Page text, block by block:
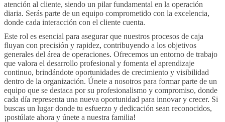
atención al cliente, siendo un pilar fundamental en la operación
diaria. Serás parte de un equipo comprometido con la excelencia,
donde cada interacción con el cliente cuenta.
Este rol es esencial para asegurar que nuestros procesos de caja
fluyan con precisión y rapidez, contribuyendo a los objetivos
generales del área de operaciones. Ofrecemos un entorno de trabajo
que valora el desarrollo profesional y fomenta el aprendizaje
continuo, brindándote oportunidades de crecimiento y visibilidad
dentro de la organización. Únete a nosotros para formar parte de un
equipo que se destaca por su profesionalismo y compromiso, donde
cada día representa una nueva oportunidad para innovar y crecer. Si
buscas un lugar donde tu esfuerzo y dedicación sean reconocidos,
¡postúlate ahora y únete a nuestra familia!